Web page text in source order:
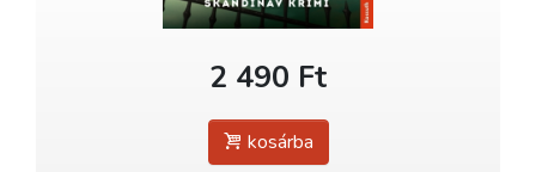
2 490 Ft
kosárba